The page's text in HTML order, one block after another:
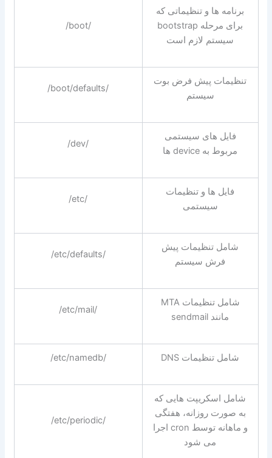
برنامه ها و تنظیماتی که
برای مرحله bootstrap
سیستم لازم است
/boot/
تنظیمات پیش فرض بوت
سیستم
/boot/defaults/
فایل های سیستمی
مربوط به device ها
/dev/
فایل ها و تنظیمات
سیستمی
/etc/
شامل تنظیمات پیش
فرش سیستم
/etc/defaults/
شامل تنظیمات MTA
مانند sendmail
/etc/mail/
شامل تنظیمات DNS /etc/namedb/
شامل اسکریپت هایی که
به صورت روزانه، هفتگی
و ماهانه توسط cron اجرا
می شود
/etc/periodic/